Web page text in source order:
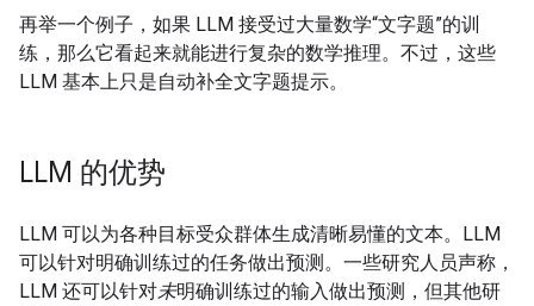
再举一个例子，如果 LLM 接受过大量数学“文字题”的训
练，那么它看起来就能进行复杂的数学推理。不过，这些
LLM 基本上只是自动补全文字题提示。
LLM 的优势
LLM 可以为各种目标受众群体生成清晰易懂的文本。LLM
可以针对明确训练过的任务做出预测。一些研究人员声称，
LLM 还可以针对未明确训练过的输入做出预测，但其他研